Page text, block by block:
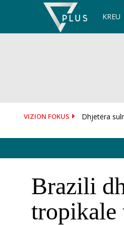
KREU
VIZION FOKUS I dorëzoi
Brazili
tropikale